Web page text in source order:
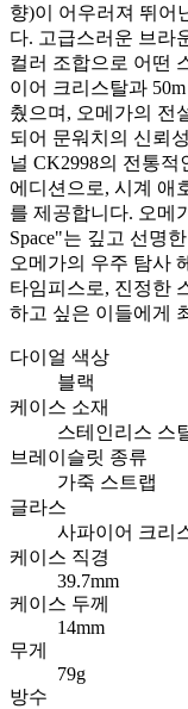
향)이 어우러져 뛰어
다. 고급스러운 브라
컬러 조합으로 어떤
이어 크리스탈과
췄으며, 오메가의 전
되어 문워치의 신뢰
널 CK2998의 전통
에디션으로, 시계 애
를 제공합니다. 오메
Space"는 깊고 선명
오메가의 우주 탐사
타임피스로, 진정한
하고 싶은 이들에게
다이얼 색상
블랙
케이스 소재
스테인리스 스
브레이슬릿 종류
가죽 스트랩
글라스
사파이어 크리
케이스 직경
39.7mm
케이스 두께
14mm
무게
79g
방수